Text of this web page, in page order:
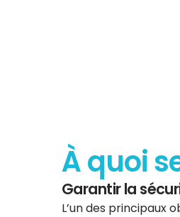
À quoi
Garantir la
L’un des principaux